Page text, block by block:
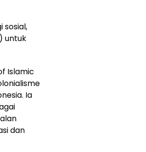
sosial,
untuk
Islamic
Ia
dan